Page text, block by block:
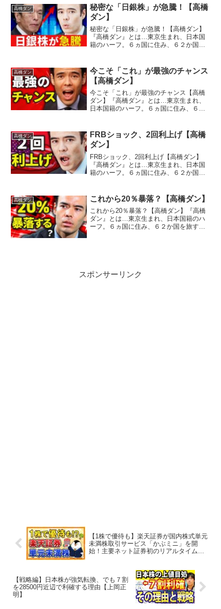
にインターンシップ従事。２６歳でメン
ターとヘッジファンド立ち上げ...
高橋ダン
秘密な「日銀株」が急騰！【高橋
ダン】
秘密な「日銀株」が急騰！【高橋ダン】
『高橋ダン』とは…東京生まれ、日本国
籍のハーフ。６ヵ国に住み、６２か国を
シップ従事。２６歳でメンターとヘッジ
ファンド立ち上げ、３０歳...
高橋ダン
今こそ「これ」が最強のチャンス
【高橋ダン】
今こそ「これ」が最強のチャンス【高橋
ダン】『高橋ダン』とは…東京生まれ、
日本国籍のハーフ。６ヵ国に住み、６２
ターンシップ従事。２６歳でメンターと
ヘッジファンド立ち上げ、...
高橋ダン
FRBショック、2回利上げ【高橋
ダン】
FRBショック、2回利上げ【高橋ダン】
『高橋ダン』とは…東京生まれ、日本国
籍のハーフ。６ヵ国に住み、６２か国を
シップ従事。２６歳でメンターとヘッジ
ファンド立ち上げ、３０...
高橋ダン これから20％暴落？【高橋ダン】
これから20％暴落？【高橋ダン】『高橋
ダン』とは…東京生まれ、日本国籍のハ
ーフ。６ヵ国に住み、６２か国を旅す
スポンサーリンク
【1株で優待も】楽天証券が国内株式単元
未満株取引サービス「かぶミニ」を開
始！主要ネット証券初のリアルタイム取
【戦略編】日本株が強気転換、でも７割
を28500円近辺で利確する理由【上岡正
明】